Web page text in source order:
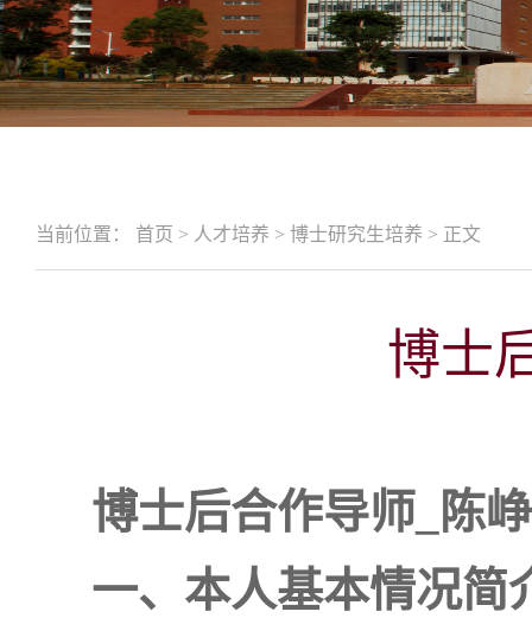
当前位置： 首页 > 人才培养 > 博士研究生培养 > 正文
博士
博士后合作导师
陈
一、本人基本情况简